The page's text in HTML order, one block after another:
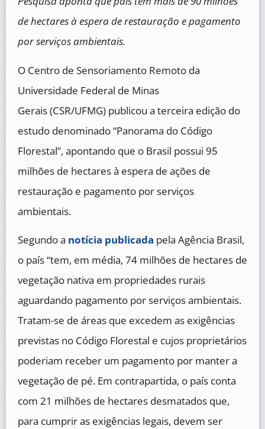
de hectares à espera de restauração e pagamento
por serviços ambientais.
O Centro de Sensoriamento Remoto da
Universidade Federal de Minas
Gerais (CSR/UFMG) publicou a terceira edição do
estudo denominado “Panorama do Código
Florestal”, apontando que o Brasil possui 95
milhões de hectares à espera de ações de
restauração e pagamento por serviços
ambientais.
Segundo a notícia publicada pela Agência Brasil,
o país “tem, em média, 74 milhões de hectares de
vegetação nativa em propriedades rurais
aguardando pagamento por serviços ambientais.
Tratam-se de áreas que excedem as exigências
previstas no Código Florestal e cujos proprietários
poderiam receber um pagamento por manter a
vegetação de pé. Em contrapartida, o país conta
com 21 milhões de hectares desmatados que,
para cumprir as exigências legais, devem ser